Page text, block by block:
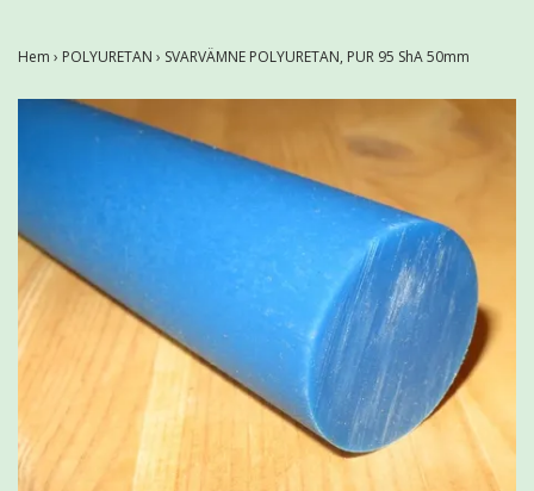
Hem › POLYURETAN › SVARVÄMNE POLYURETAN, PUR 95 ShA 50mm